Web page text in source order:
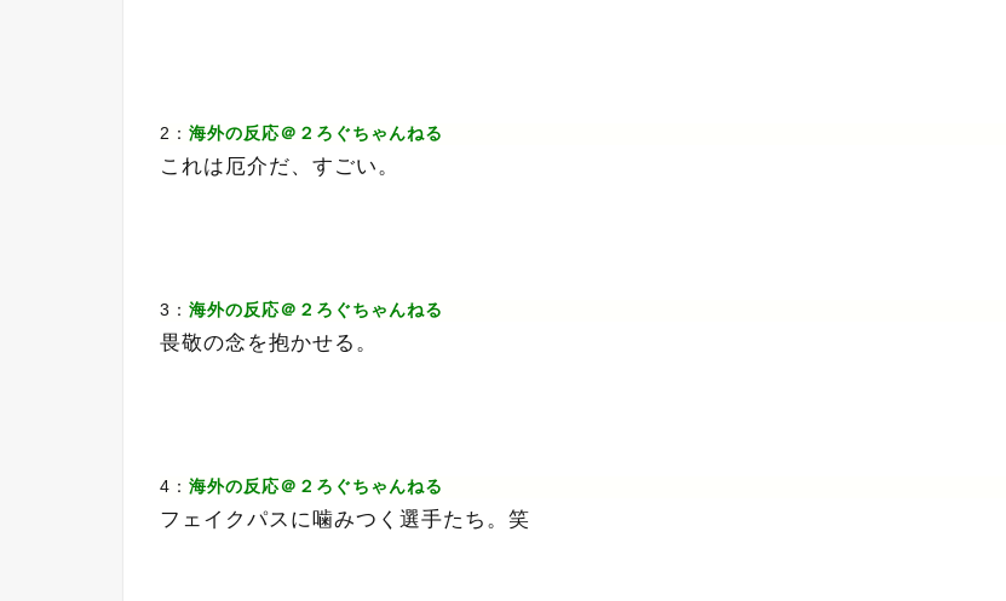
2： 海外の反応＠２ろぐちゃんねる
これは厄介だ、すごい。
3： 海外の反応＠２ろぐちゃんねる
畏敬の念を抱かせる。
4： 海外の反応＠２ろぐちゃんねる
フェイクパスに噛みつく選手たち。笑